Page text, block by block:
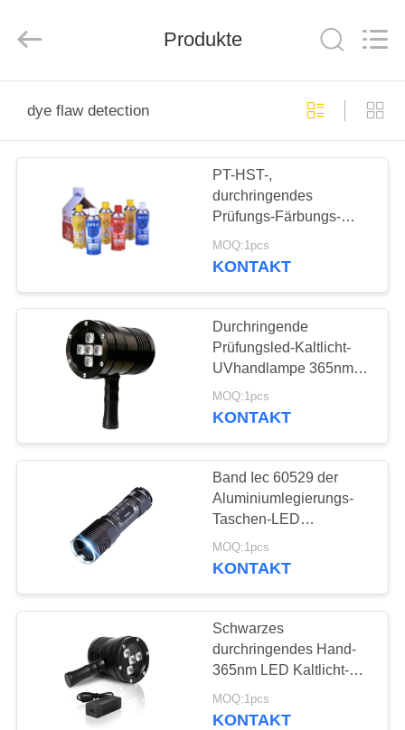
PRODUKTE
ÜBER
FABRIK-
AUSFLUG
QUALITÄTSKONTROLLE
TRETEN
SIE
VERBINDUNG
FORDERN
SIE EIN
ZITAT
Rights
Produkte
dye flaw detection
PT-HST-,
durchringendes
Prüfungs-Färbungs-
Fehler-Entdeckungs-
Material mit 12 Monaten
MOQ:1pcs
KONTAKT
Durchringende
Prüfungsled-Kaltlicht-
UVhandlampe 365nm
50/60Hz
MOQ:1pcs
KONTAKT
Band Iec 60529 der
Aluminiumlegierungs-
Taschen-LED
ultravioletter der
Ultraviolett-Lampen-
MOQ:1pcs
KONTAKT
Schwarzes
durchringendes Hand-
365nm LED Kaltlicht-
UVlampe AC100-240V
der Prüfungs-
MOQ:1pcs
KONTAKT